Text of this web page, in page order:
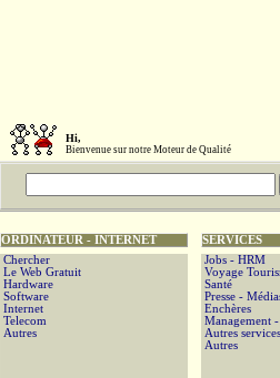
Hi,
Bienvenue sur notre Moteur de Qualité
ORDINATEUR - INTERNET
Chercher
Le Web Gratuit
Hardware
Software
Internet
Telecom
Autres
SERVICES
Jobs - HRM
Voyage
Santé
Presse -
Enchères
Management
Autres services
Autres